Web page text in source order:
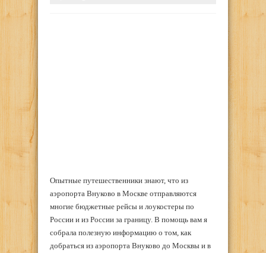
Опытные путешественники знают, что из
аэропорта Внуково в Москве отправляются
многие бюджетные рейсы и лоукостеры по
России и из России за границу. В помощь вам я
собрала полезную информацию о том, как
добраться из аэропорта Внуково до Москвы и в